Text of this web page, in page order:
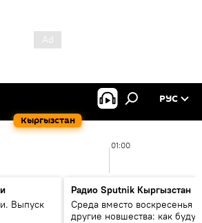
Кыргызстан
РУС
01:00
Выпуск
Радио Sputnik Кыргызстан
Среда вместо воскресенья и
другие новшества: как будут